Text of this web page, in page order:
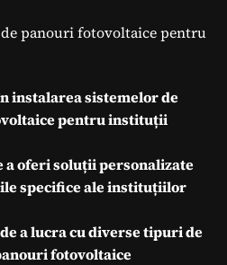
panouri fotovoltaice pentru
instalarea sistemelor de
pentru instituții
a oferi soluții personalizate
specifice ale instituțiilor
a lucra cu diverse tipuri de
fotovoltaice